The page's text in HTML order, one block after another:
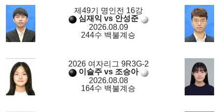
제49기 명인전 16강
심재익 vs 안성준
2026.08.09
244수 백불계승
2026 여자리그 9R3G-2
이슬주 vs 조승아
2026.08.08
164수 백불계승